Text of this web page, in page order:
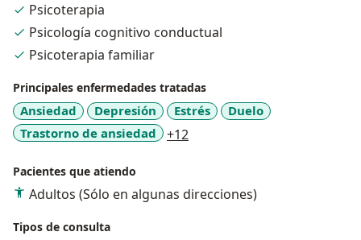
Psicoterapia
Psicología cognitivo conductual
Psicoterapia familiar
Principales enfermedades tratadas
Ansiedad Depresión Estrés
Duelo
Trastorno de ansiedad
+12
Pacientes que atiendo
Adultos (Sólo en algunas direcciones)
Tipos de consulta